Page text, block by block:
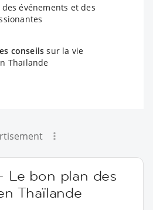
événements et des
conseils sur la vie
Thaïlande
Le bon plan des
Thaïlande